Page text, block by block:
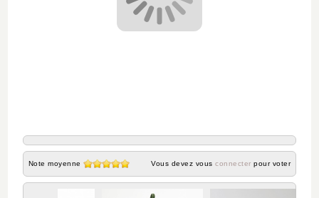
Note moyenne Vous devez vousconnecter pour voter